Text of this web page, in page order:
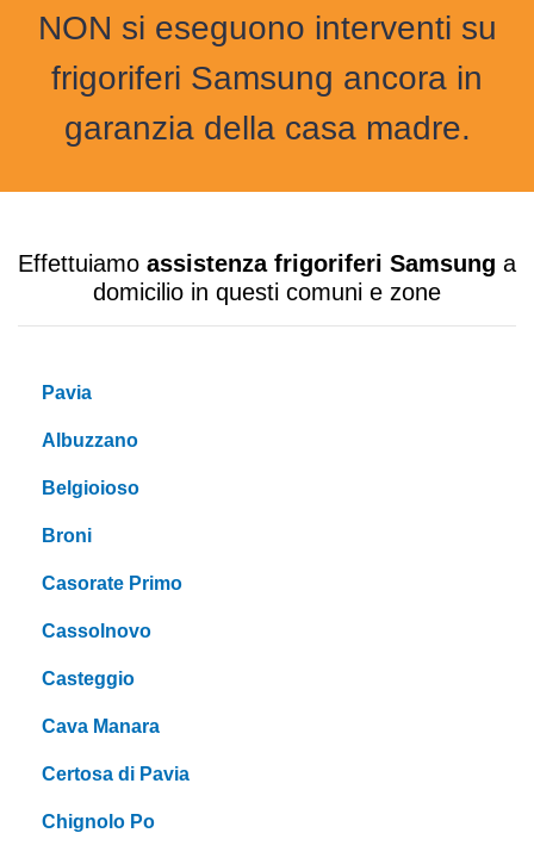
NON si eseguono interventi su
frigoriferi Samsung ancora in
garanzia della casa madre.
Effettuiamo assistenza frigoriferi Samsung a
domicilio in questi comuni e zone
Pavia
Albuzzano
Belgioioso
Broni
Casorate Primo
Cassolnovo
Casteggio
Cava Manara
Certosa di Pavia
Chignolo Po